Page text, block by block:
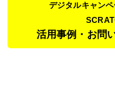
デジタルキャン
活用事例・お問